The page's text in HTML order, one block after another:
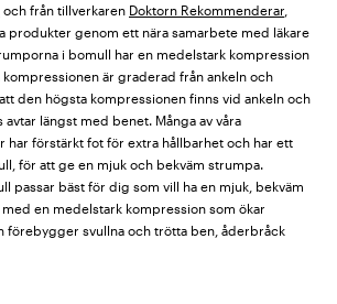
och från tillverkaren Doktorn Rekommenderar
produkter genom ett nära samarbete med läkare
i bomull har en medelstark kompression
kompressionen är graderad från ankeln och
den högsta kompressionen finns vid ankeln och
längst med benet. Många av våra
har förstärkt fot för extra hållbarhet och har ett
för att ge en mjuk och bekväm strumpa.
passar bäst för dig som vill ha en mjuk, bekväm
en medelstark kompression som ökar
förebygger svullna och trötta ben, åderbråck